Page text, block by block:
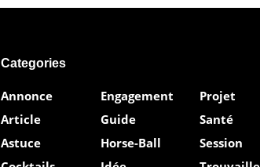
Categories
Annonce
Article
Astuce
Engagement
Guide
Horse-Ball
Projet
Santé
Session